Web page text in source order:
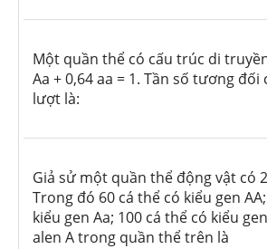
Một quần thể có cấu trúc di
Aa + 0,64 aa = 1. Tần số tương đối
lượt là:
Giả sử một quần thể động vật có
Trong đó 60 cá thể có kiểu gen
kiểu gen Aa; 100 cá thể có kiểu
alen A trong quần thể trên là